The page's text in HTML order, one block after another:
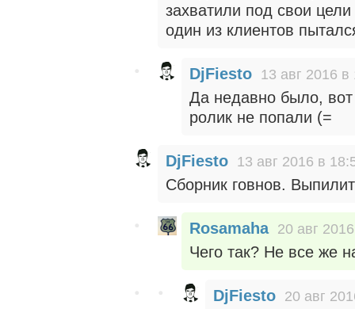
захватили под свои
один из клиентов
DjFiesto 13 авг 2016 в
Да недавно было, вот
ролик не попали (=
DjFiesto 13 авг 2016 в
Сборник говнов.
Rosamaha 20 авг
Чего так? Не все же
DjFiesto 20 авг